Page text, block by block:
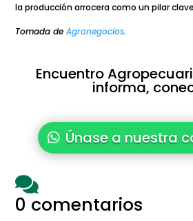
la producción arrocera como un pilar
Tomada deAgronegocios.
Encuentro
informa,
Únase a nuestra

0 comentarios